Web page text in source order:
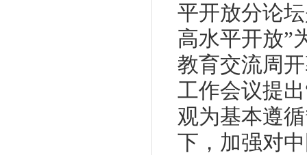
平开放分论
高水平开放”
教育交流周
工作会议提
观为基本遵
下，加强对